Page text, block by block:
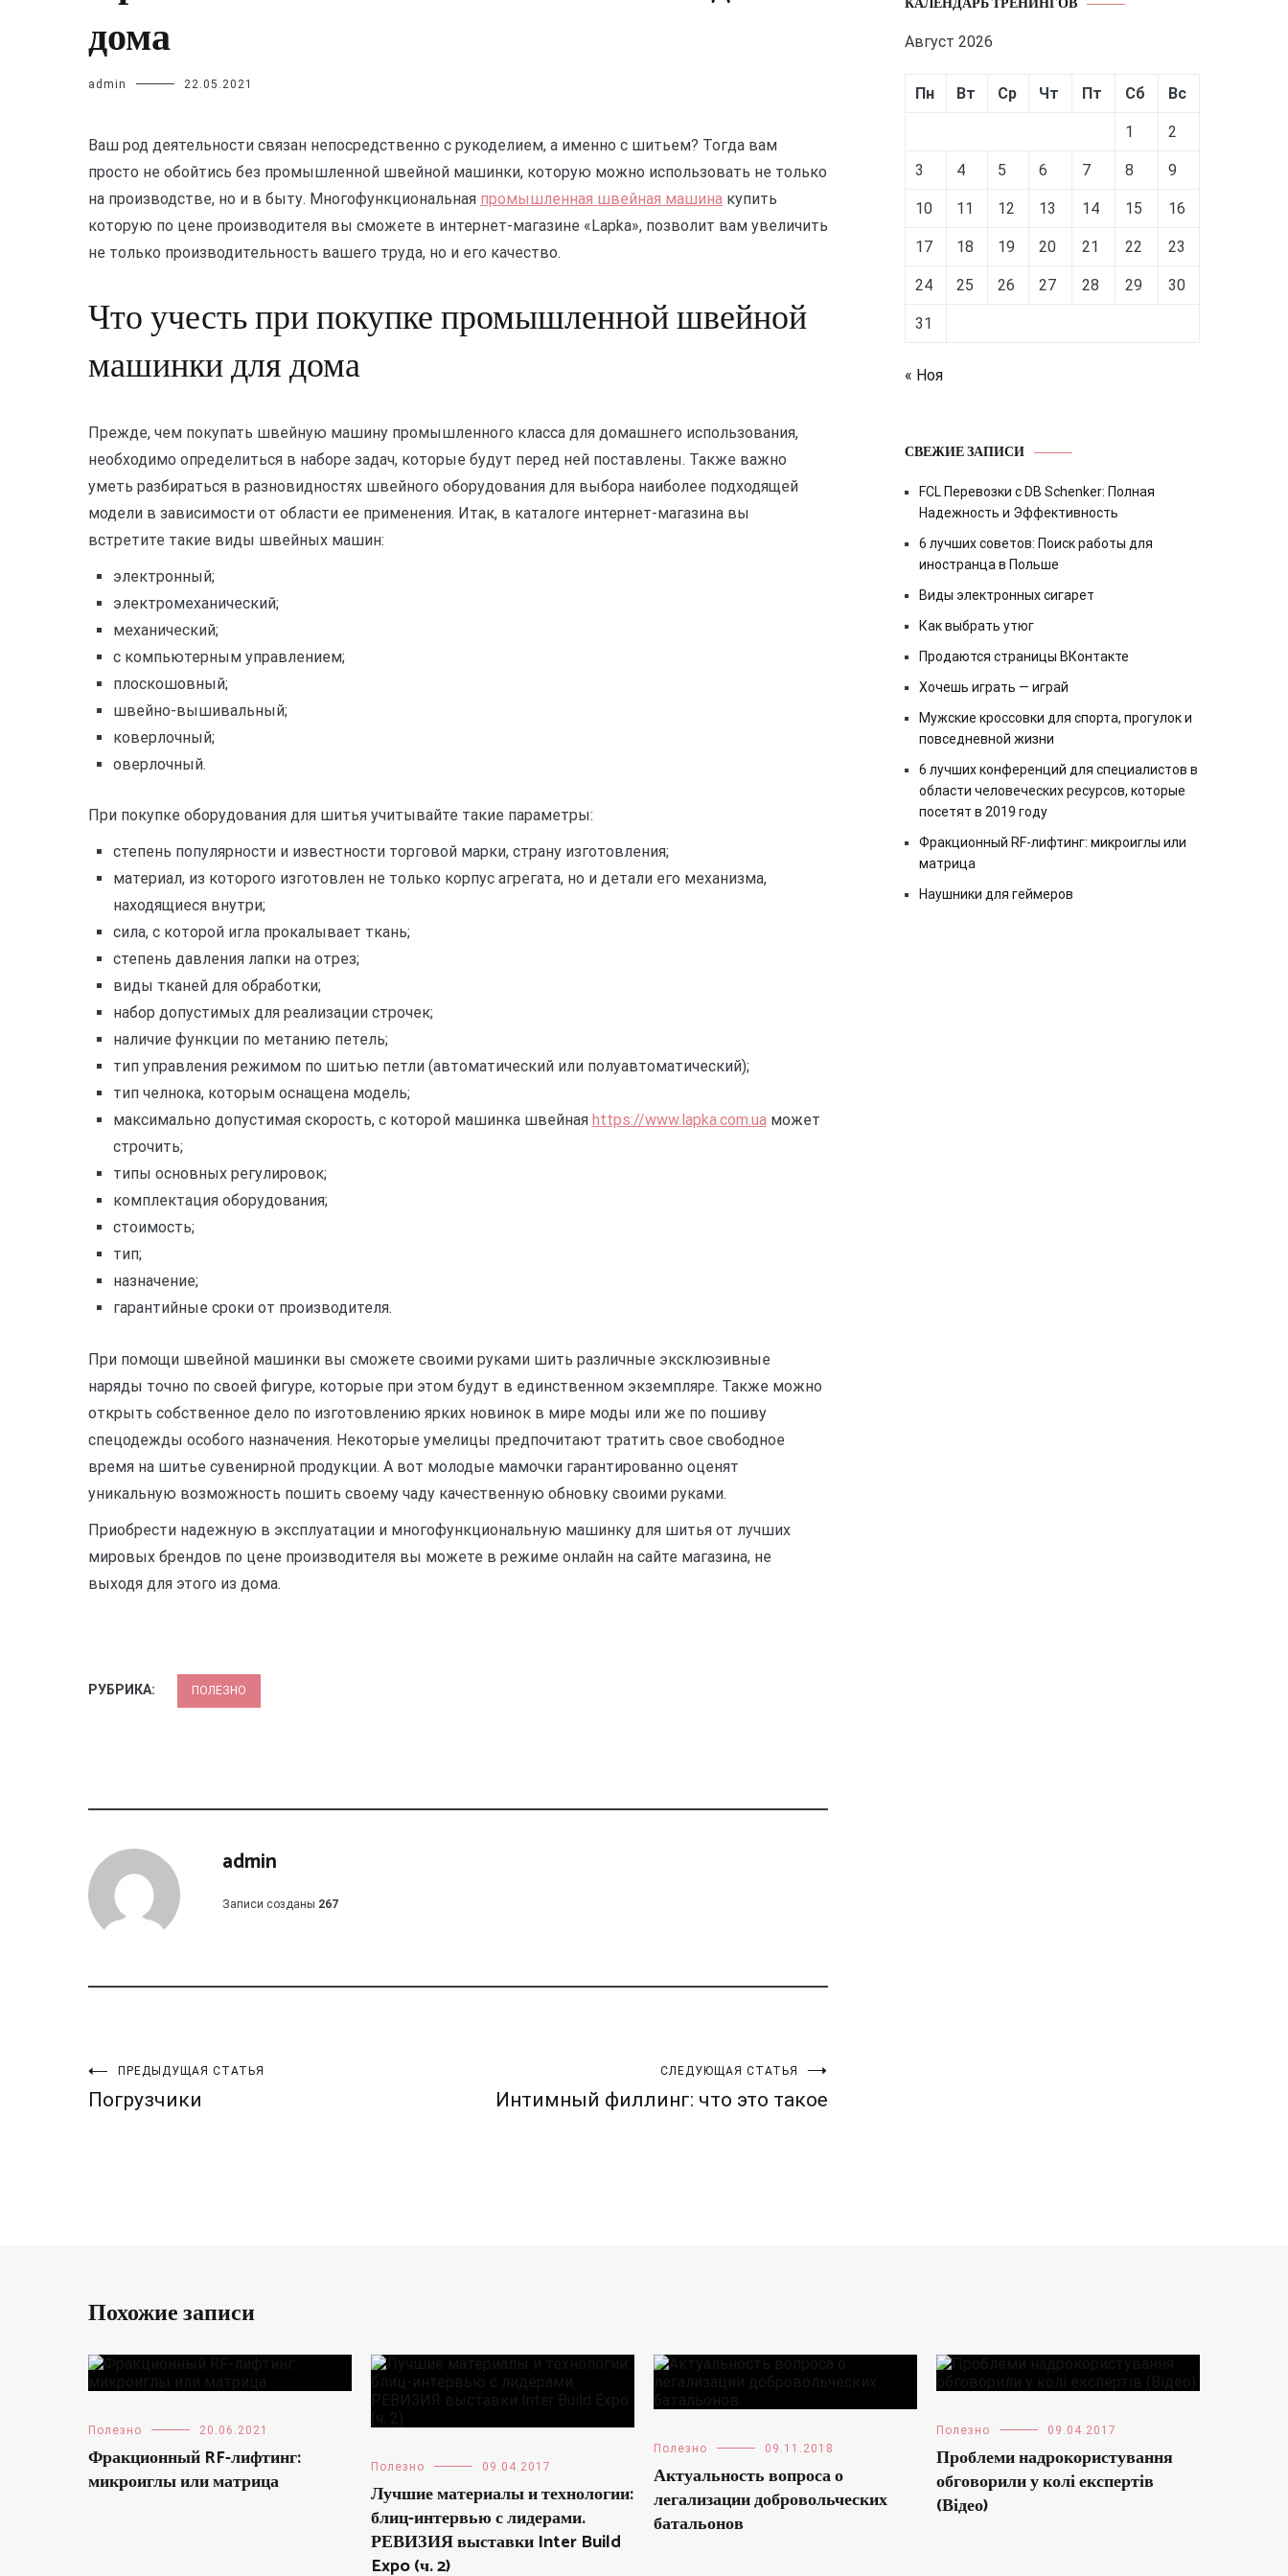
дома
admin 22.05.2021
Ваш род деятельности связан непосредственно с рукоделием, а именно с шитьем? Тогда вам
просто не обойтись без промышленной швейной машинки, которую можно использовать не только
на производстве, но и в быту. Многофункциональная промышленная швейная машина купить
которую по цене производителя вы сможете в интернет-магазине «Lapka», позволит вам увеличить
не только производительность вашего труда, но и его качество.
Что учесть при покупке промышленной швейной
машинки для дома
Прежде, чем покупать швейную машину промышленного класса для домашнего использования,
необходимо определиться в наборе задач, которые будут перед ней поставлены. Также важно
уметь разбираться в разновидностях швейного оборудования для выбора наиболее подходящей
модели в зависимости от области ее применения. Итак, в каталоге интернет-магазина вы
встретите такие виды швейных машин:
электронный;
электромеханический;
механический;
с компьютерным управлением;
плоскошовный;
швейно-вышивальный;
коверлочный;
оверлочный.
При покупке оборудования для шитья учитывайте такие параметры:
степень популярности и известности торговой марки, страну изготовления;
материал, из которого изготовлен не только корпус агрегата, но и детали его механизма,
находящиеся внутри;
сила, с которой игла прокалывает ткань;
степень давления лапки на отрез;
виды тканей для обработки;
набор допустимых для реализации строчек;
наличие функции по метанию петель;
тип управления режимом по шитью петли (автоматический или полуавтоматический);
тип челнока, которым оснащена модель;
максимально допустимая скорость, с которой машинка‌ ‌швейная‌ ‌‌ https://www.lapka.com.ua‌ может
строчить;
типы основных регулировок;
комплектация оборудования;
стоимость;
тип;
назначение;
гарантийные сроки от производителя.
При помощи швейной машинки вы сможете своими руками шить различные эксклюзивные
наряды точно по своей фигуре, которые при этом будут в единственном экземпляре. Также можно
открыть собственное дело по изготовлению ярких новинок в мире моды или же по пошиву
спецодежды особого назначения. Некоторые умелицы предпочитают тратить свое свободное
время на шитье сувенирной продукции. А вот молодые мамочки гарантированно оценят
уникальную возможность пошить своему чаду качественную обновку своими руками.
Приобрести надежную в эксплуатации и многофункциональную машинку для шитья от лучших
мировых брендов по цене производителя вы можете в режиме онлайн на сайте магазина, не
выходя для этого из дома.
РУБРИКА: ПОЛЕЗНО
admin
Записи созданы 267
Навигация
ПРЕДЫДУЩАЯ СТАТЬЯ
Погрузчики
СЛЕДУЮЩАЯ СТАТЬЯ
Интимный филлинг: что это такое
Август 2026
Пн Вт Ср Чт Пт Сб Вс
1 2
3 4 5 6 7 8 9
10 11 12 13 14 15 16
17 18 19 20 21 22 23
24 25 26 27 28 29 30
31
« Ноя
СВЕЖИЕ ЗАПИСИ
FCL Перевозки с DB Schenker: Полная
Надежность и Эффективность
6 лучших советов: Поиск работы для
иностранца в Польше
Виды электронных сигарет
Как выбрать утюг
Продаются страницы ВКонтакте
Хочешь играть — играй
Мужские кроссовки для спорта, прогулок и
повседневной жизни
6 лучших конференций для специалистов в
области человеческих ресурсов, которые
посетят в 2019 году
Фракционный RF-лифтинг: микроиглы или
матрица
Наушники для геймеров
Похожие записи
Полезно 20.06.2021
Фракционный RF-лифтинг:
микроиглы или матрица
Полезно 09.04.2017
Лучшие материалы и технологии:
блиц-интервью с лидерами.
РЕВИЗИЯ выставки Inter Build
Expo (ч. 2)
Полезно 09.11.2018
Актуальность вопроса о
легализации добровольческих
батальонов
Полезно 09.04.2017
Проблеми надрокористування
обговорили у колі експертів
(Відео)